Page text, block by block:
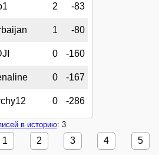
2 -83
1 -80
0 -160
0 -167
0 -286
в историю: 3
1 2 3 4 5